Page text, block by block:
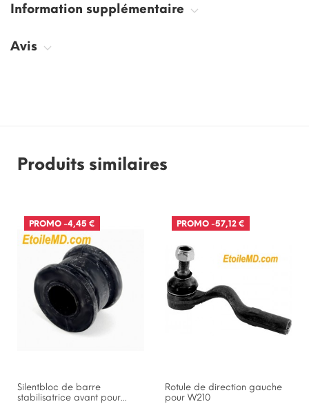
Information supplémentaire
Avis
Produits similaires
PROMO -4,45 €
Silentbloc de barre
stabilisatrice avant pour...
PROMO -57,12 €
Rotule de direction gauche
pour W210